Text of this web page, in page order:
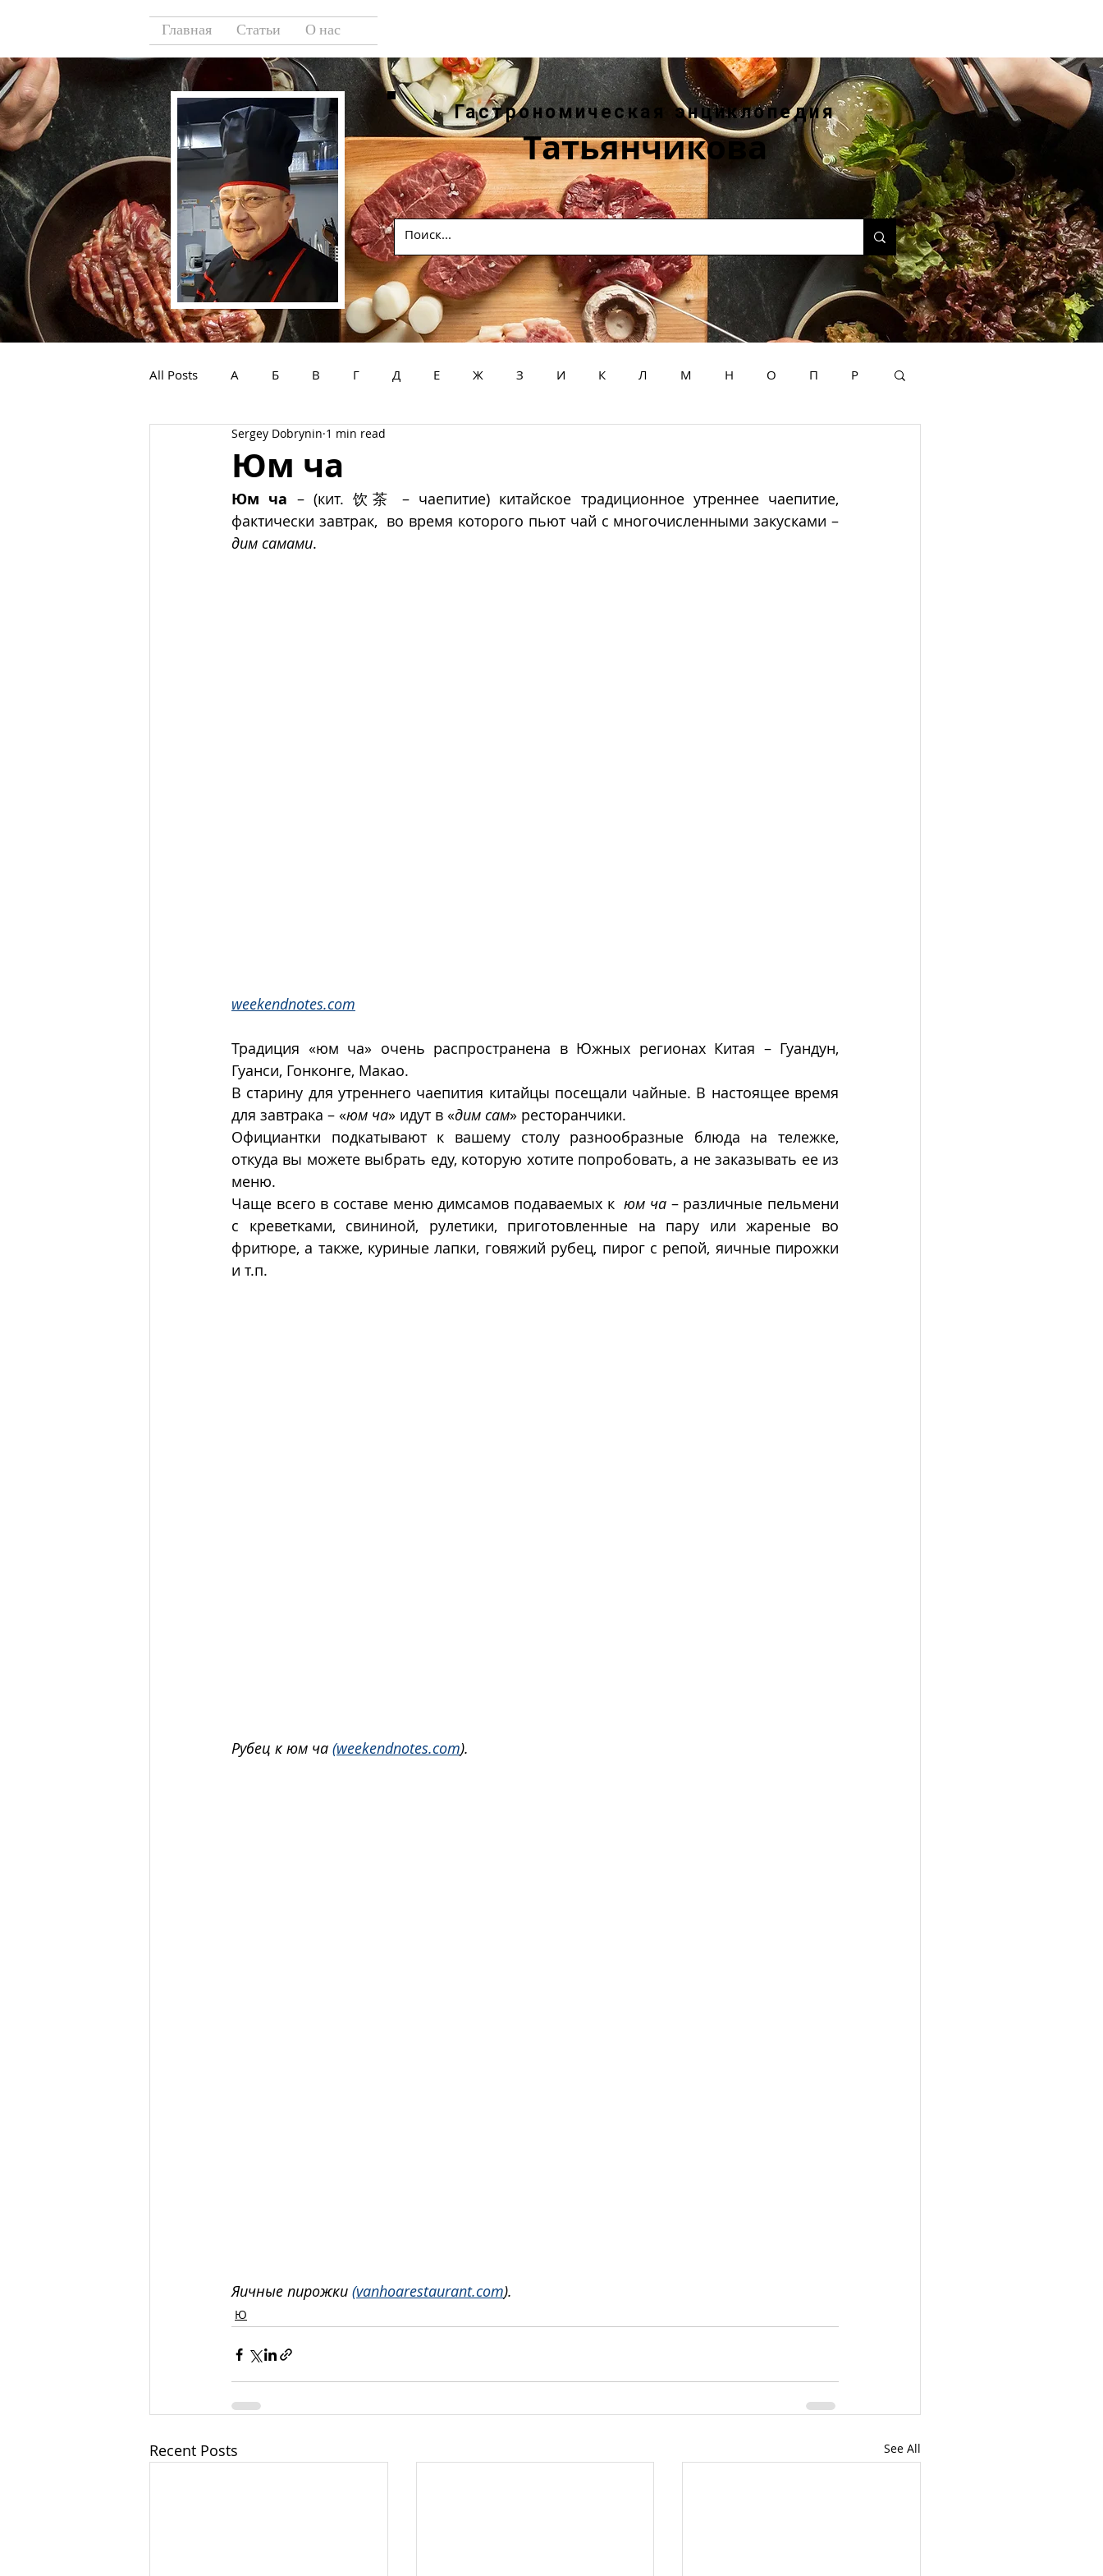
Главная Статьи О нас
Гастрономическая энциклопедия
Татьянчикова
All Posts А Б В Г Д Е Ж З И К Л М Н О П Р
У Ф Х
Юм ча
Sergey Dobrynin 1 min read
Юм ча – (кит. 饮茶 – чаепитие) китайское традиционное утреннее чаепитие,
дим самами.
weekendnotes.com
Традиция «юм ча» очень распространена в Южных регионах Китая – Гуандун,
Гуанси, Гонконге, Макао.
В старину для утреннего чаепития китайцы посещали чайные. В настоящее время
для завтрака – «юм ча» идут в «дим сам» ресторанчики.
Официантки подкатывают к вашему столу разнообразные блюда на тележке,
откуда вы можете выбрать еду, которую хотите попробовать, а не заказывать ее из
меню.
Чаще всего в составе меню димсамов подаваемых к юм ча – различные пельмени
с креветками, свининой, рулетики, приготовленные на пару или жареные во
фритюре, а также, куриные лапки, говяжий рубец, пирог с репой, яичные пирожки
и т.п.
Рубец к юм ча (weekendnotes.com).
Яичные пирожки (vanhoarestaurant.com).
Ю
Recent Posts See All